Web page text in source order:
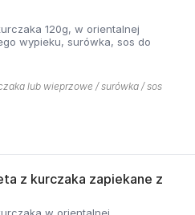
orientalnej
lub wieprzowe / surówka / sos
z kurczaka zapiekane z
w orientalnej